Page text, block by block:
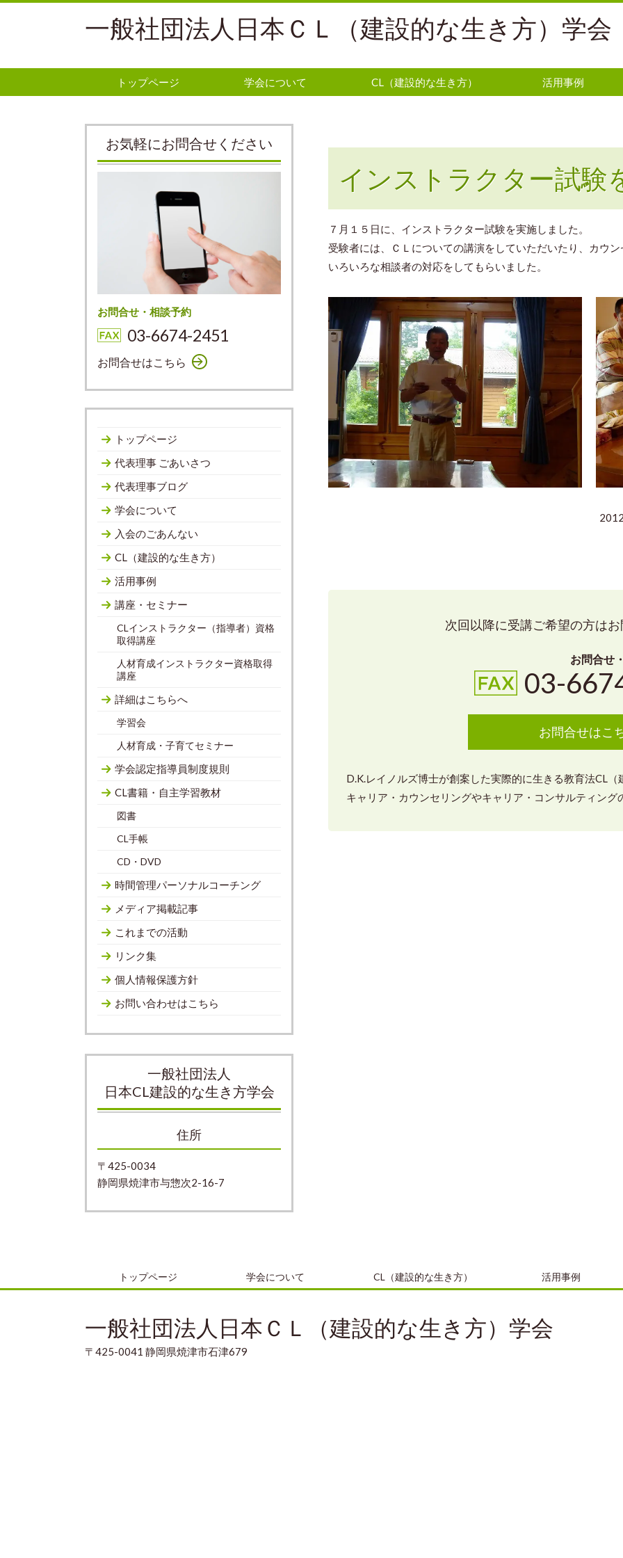
一般社団法人日本ＣＬ（建設的な生き方）学会
トップページ 学会について CL（建設的な生き方） 活用事例
インストラクター試験
７月１５日に、インストラクター試験を実施しました。
受験者には、ＣＬについての講演をしていただいたり、カウ
いろいろな相談者の対応をしてもらいました。
2012年7月15日
次回以降に受講ご希望の方は
お問合せ
03-
お問合せはこ
D.K.レイノルズ博士が創案した実際的に生きる教育法CL（
キャリア・カウンセリングやキャリア・コンサルティング
お気軽にお問合せください
お問合せ・相談予約
03-6674-2451
お問合せはこちら
トップページ
代表理事 ごあいさつ
代表理事ブログ
学会について
入会のごあんない
CL（建設的な生き方）
活用事例
講座・セミナー
CLインストラクター（指導者）資格
取得講座
人材育成インストラクター資格取得
講座
詳細はこちらへ
学習会
人材育成・子育てセミナー
学会認定指導員制度規則
CL書籍・自主学習教材
図書
CL手帳
CD・DVD
時間管理パーソナルコーチング
メディア掲載記事
これまでの活動
リンク集
個人情報保護方針
お問い合わせはこちら
一般社団法人
日本CL建設的な生き方学会
住所
〒425-0034
静岡県焼津市与惣次2-16-7
トップページ 学会について CL（建設的な生き方） 活用事例
一般社団法人日本ＣＬ（建設的な生き方）学会
〒425-0041 静岡県焼津市石津679